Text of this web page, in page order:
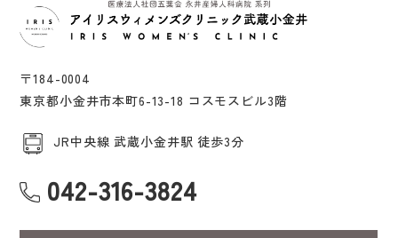
〒184-0004
東京都小金井市本町6-13-18 コスモスビル3階
JR中央線 武蔵小金井駅 徒歩3分
042-316-3824